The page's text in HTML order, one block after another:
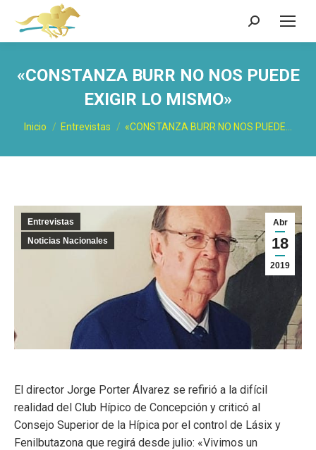
Buscar:
«CONSTANZA BURR NO NOS PUEDE
EXIGIR LO MISMO»
Estás aquí:
Inicio Entrevistas «CONSTANZA BURR NO NOS PUEDE…
Abr
18
2019
Entrevistas
Noticias Nacionales
El director Jorge Porter Álvarez se refirió a la difícil
realidad del Club Hípico de Concepción y criticó al
Consejo Superior de la Hípica por el control de Lásix y
Fenilbutazona que regirá desde julio: «Vivimos un